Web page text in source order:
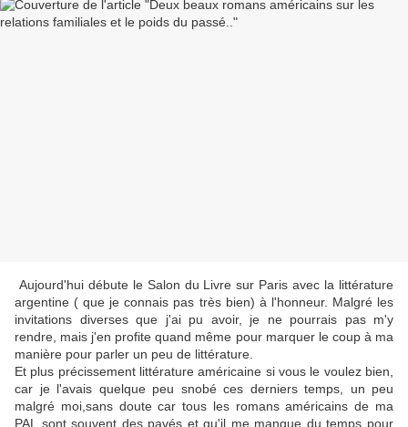
Aujourd'hui débute le Salon du Livre sur Paris avec la littérature
argentine ( que je connais pas très bien) à l'honneur. Malgré les
invitations diverses que j'ai pu avoir, je ne pourrais pas m'y
rendre, mais j'en profite quand même pour marquer le coup à ma
manière pour parler un peu de littérature.
Et plus précissement littérature américaine si vous le voulez bien,
car je l'avais quelque peu snobé ces derniers temps, un peu
malgré moi,sans doute car tous les romans américains de ma
PAL sont souvent des pavés et qu'il me manque du temps pour